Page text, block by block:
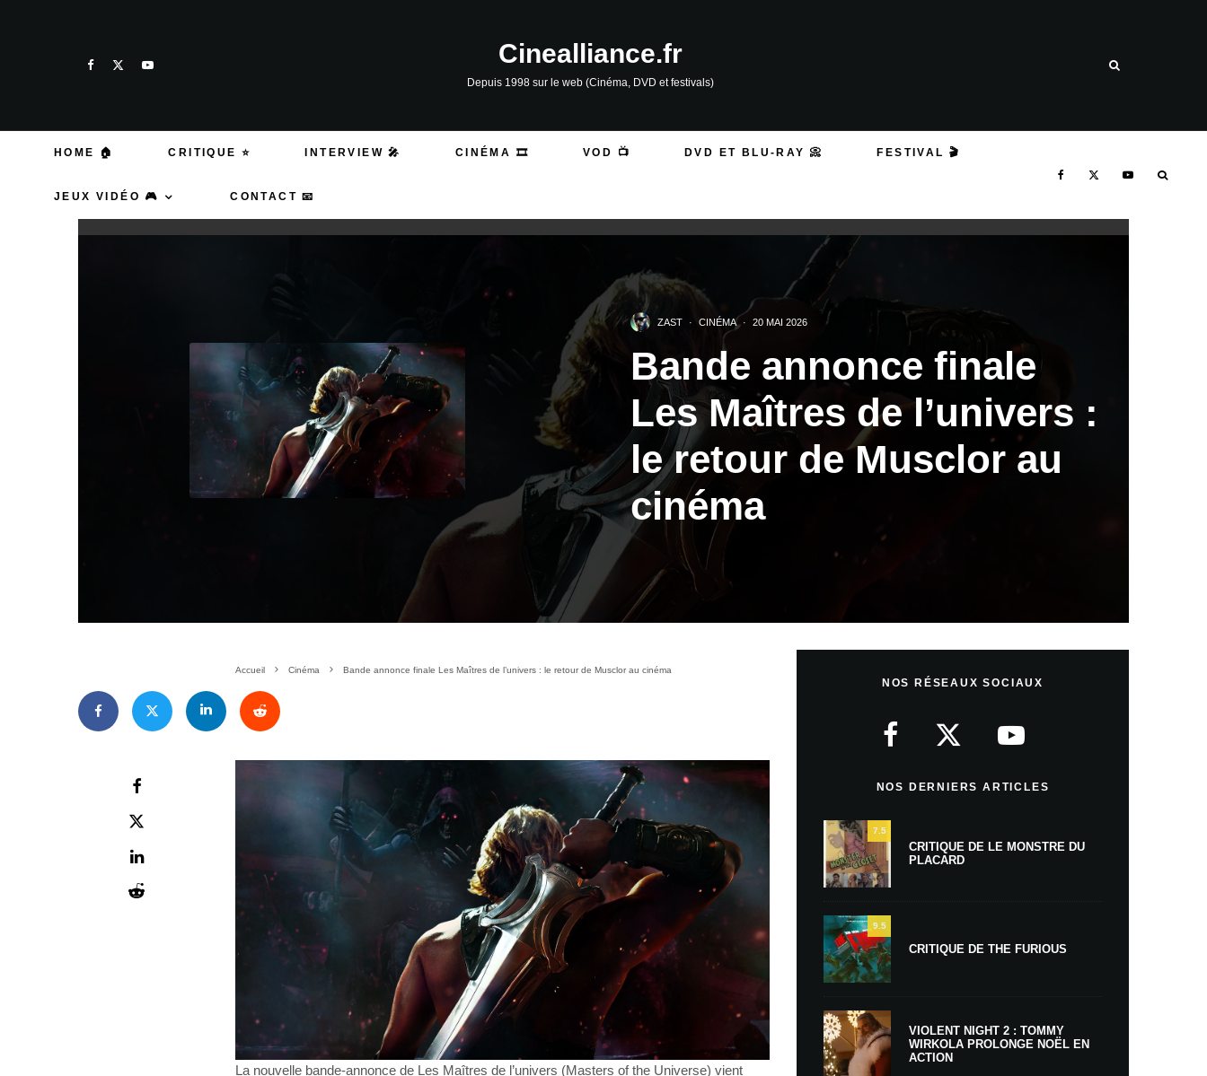
Cinealliance.fr
Depuis 1998 sur le web (Cinéma, DVD et festivals)
HOME 🏠 CRITIQUE ⭐ INTERVIEW 🎤 CINÉMA 🎞️ VOD 📺 DVD ET BLU-RAY 📀 FESTIVAL 🎬
JEUX VIDÉO 🎮 CONTACT 📧
ZAST · CINÉMA · 20 MAI 2026
Bande annonce finale
Les Maîtres de l’univers :
le retour de Musclor au
cinéma
Accueil Cinéma Bande annonce finale Les Maîtres de l’univers : le retour de Musclor au cinéma
La nouvelle bande-annonce de Les Maîtres de l’univers (Masters of the Universe) vient
NOS RÉSEAUX SOCIAUX
NOS DERNIERS ARTICLES
7.5
CRITIQUE DE LE MONSTRE DU
PLACARD
9.5
CRITIQUE DE THE FURIOUS
VIOLENT NIGHT 2 : TOMMY
WIRKOLA PROLONGE NOËL EN
ACTION